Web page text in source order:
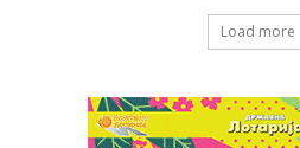
Load more